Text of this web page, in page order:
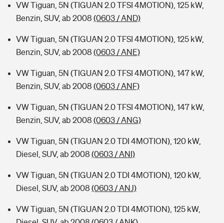
VW Tiguan, 5N (TIGUAN 2.0 TFSI 4MOTION), 125 kW,
Benzin, SUV, ab 2008 (0603 / AND)
VW Tiguan, 5N (TIGUAN 2.0 TFSI 4MOTION), 125 kW,
Benzin, SUV, ab 2008 (0603 / ANE)
VW Tiguan, 5N (TIGUAN 2.0 TFSI 4MOTION), 147 kW,
Benzin, SUV, ab 2008 (0603 / ANF)
VW Tiguan, 5N (TIGUAN 2.0 TFSI 4MOTION), 147 kW,
Benzin, SUV, ab 2008 (0603 / ANG)
VW Tiguan, 5N (TIGUAN 2.0 TDI 4MOTION), 120 kW,
Diesel, SUV, ab 2008 (0603 / ANI)
VW Tiguan, 5N (TIGUAN 2.0 TDI 4MOTION), 120 kW,
Diesel, SUV, ab 2008 (0603 / ANJ)
VW Tiguan, 5N (TIGUAN 2.0 TDI 4MOTION), 125 kW,